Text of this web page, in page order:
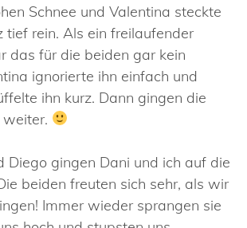
Schnee und Valentina steckte
tief rein. Als ein freilaufender
das für die beiden gar kein
ignorierte ihn einfach und
ihn kurz. Dann gingen die
Diego gingen Dani und ich auf die
beiden freuten sich sehr, als wir
Immer wieder sprangen sie